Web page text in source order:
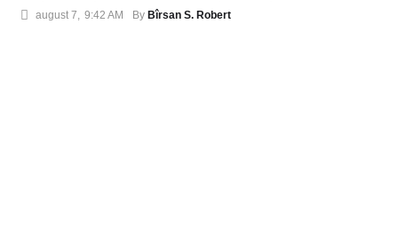
august 7, 9:42 AM By Bîrsan S. Robert